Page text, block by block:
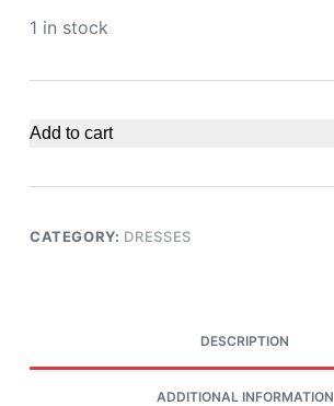
1 in stock
Add to cart
CATEGORY: DRESSES
DESCRIPTION
ADDITIONAL INFORMATION